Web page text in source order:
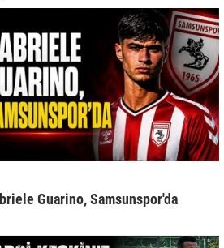
Guarino, Samsunspor'da